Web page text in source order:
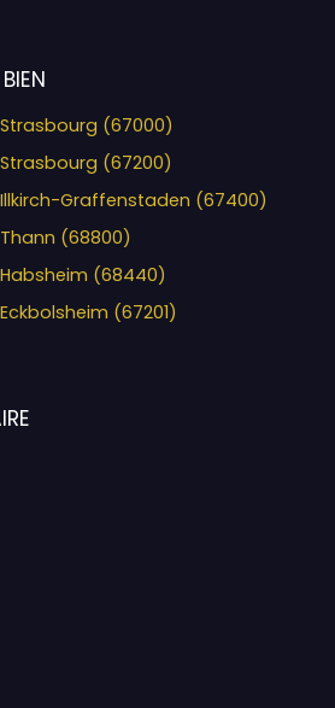
(67000)
(67200)
Graffenstaden (67400)
(68800)
(68440)
(67201)